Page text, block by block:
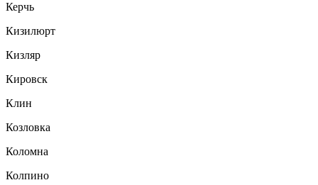
Керчь
Кизилюрт
Кизляр
Кировск
Клин
Козловка
Коломна
Колпино